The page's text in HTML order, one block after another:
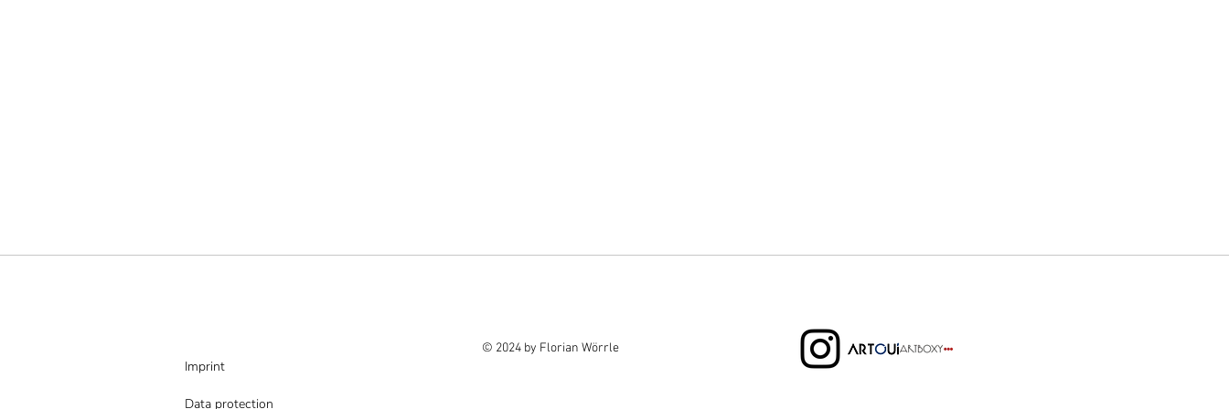
Imprint
© 2024 by Florian Wörrle
Data protection